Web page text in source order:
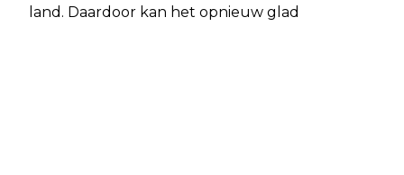
land. Daardoor kan het opnieuw glad